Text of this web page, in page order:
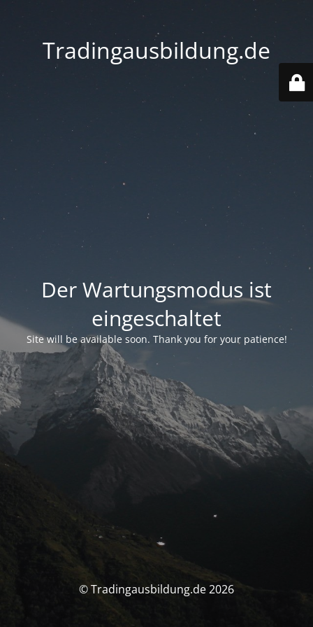
Tradingausbildung.de
Der Wartungsmodus ist
eingeschaltet
Site will be available soon. Thank you for your patience!
© Tradingausbildung.de 2026